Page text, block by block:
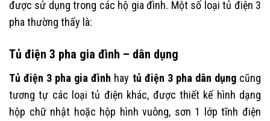
được sử dụng trong các hộ gia đình. Một số loại tủ điện 3
pha thường thấy là:
Tủ điện 3 pha gia đình – dân dụng
Tủ điện 3 pha gia đình hay tủ điện 3 pha dân dụngcũng
tương tự các loại tủ điện khác, được thiết kế hình dạng
hộp chữ nhật hoặc hộp hình vuông, sơn 1 lớp tĩnh điện